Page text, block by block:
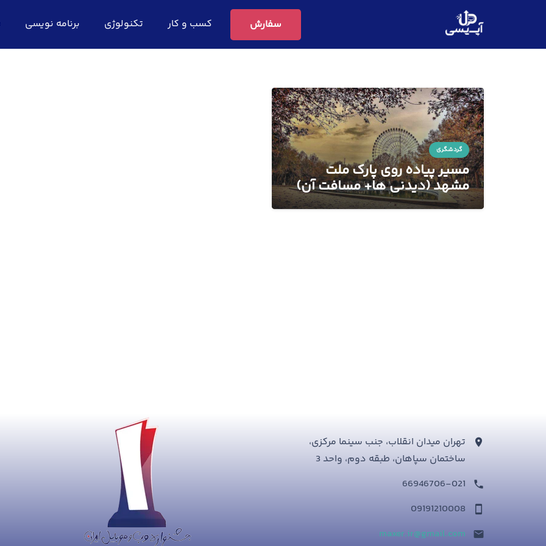
سفارش کسب و کار تکنولوژی برنامه نویسی
گردشگری
مسیر پیاده روی پارک ملت
مشهد (دیدنی ها+ مسافت آن)
تهران میدان انقلاب، جنب سینما مرکزی،
ساختمان سپاهان، طبقه دوم، واحد 3
66946706-021
09191210008
maxer.ir@gmail.com